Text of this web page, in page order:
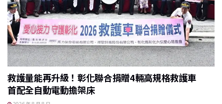
救護量能再升級！彰化聯合捐贈4輛高規格救護車
首配全自動電動擔架床